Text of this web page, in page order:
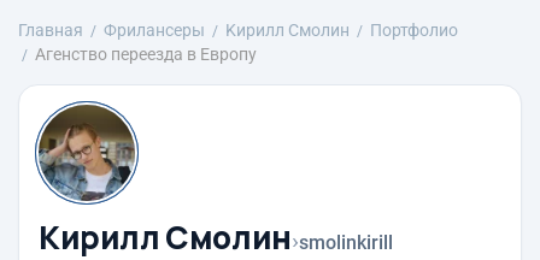
Главная Фрилансеры Kирилл Смолин
Портфолио
Агенство переезда в Европу
Kирилл Смолин›smolinkirill